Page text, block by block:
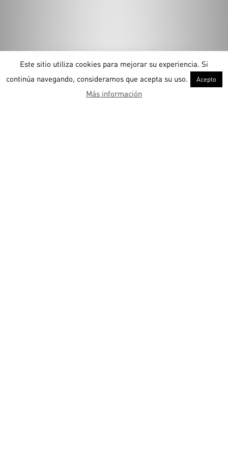
Este sitio utiliza cookies para mejorar su experiencia. Si
continúa navegando, consideramos que acepta su uso.
Acepto
Más información